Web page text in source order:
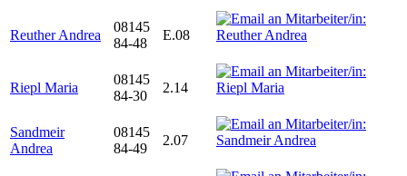
Reuther Andrea
08145
84-48
E.08
Riepl Maria
08145
84-30
2.14
Sandmeir
Andrea
08145
84-49
2.07